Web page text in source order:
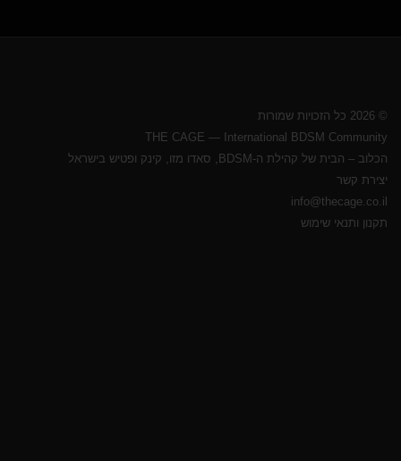
© 2026 כל הזכויות שמורות
THE CAGE — International BDSM Community
הכלוב – הבית של קהילת ה-BDSM, סאדו מזו, קינק ופטיש בישראל
יצירת קשר
info@thecage.co.il
תקנון ותנאי שימוש